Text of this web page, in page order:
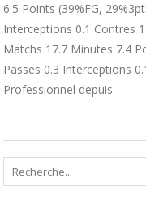
6.5 Points (39%FG,
Interceptions 0.1 Contres
Matchs 17.7 Minutes 7.4
Passes 0.3 Interceptions
Professionnel depuis